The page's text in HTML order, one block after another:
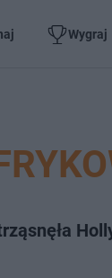
Wygraj